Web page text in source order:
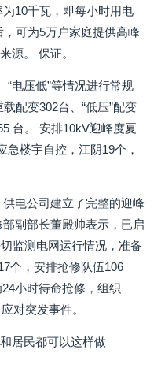
10千瓦，即每小时用电
可为5万户家庭提供高峰
源。 保证。
“电压低”等情况进行常规
配变302台、“低压”配变
台。 安排10kV迎峰度夏
急楼宇自控，江阴19个，
电公司建立了完整的迎峰
副部长董殿帅表示，已启
监测电网运行情况，准备
个，安排抢修队伍106
小时待命抢修，组织
对突发事件。
居民都可以这样做